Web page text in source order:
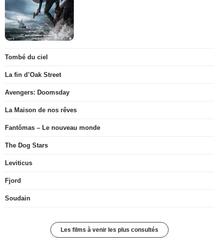
Tombé du ciel
La fin d’Oak Street
Avengers: Doomsday
La Maison de nos rêves
Fantômas – Le nouveau monde
The Dog Stars
Leviticus
Fjord
Soudain
Les films à venir les plus consultés